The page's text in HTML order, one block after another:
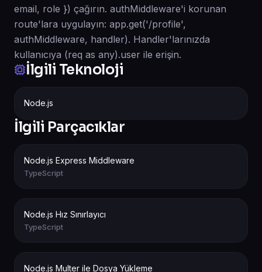
email, role }) çağırın. authMiddleware'i korunan
route'lara uygulayın: app.get('/profile',
authMiddleware, handler). Handler'larınızda
kullanıcıya (req as any).user ile erişin.
İlgili Teknoloji
Node.js
İlgili Parçacıklar
Node.js Express Middleware
TypeScript
Node.js Hız Sınırlayıcı
TypeScript
Node.js Multer ile Dosya Yükleme